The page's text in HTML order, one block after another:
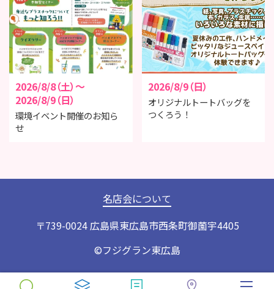
2026/8/8（土）～
2026/8/9（日）
環境イベント開催のお知ら
せ
2026/8/9（日）
オリジナルトートバッグを
つくろう！
名店会について
〒739-0024 広島県東広島市西条町御薗宇4405
©フジグラン東広島